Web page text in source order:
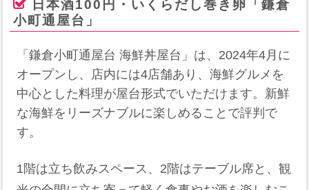
日本酒100円・いくらだし巻き卵「鎌倉
小町通屋台」
「鎌倉小町通屋台 海鮮丼屋台」は、2024年4月に
オープンし、店内には4店舗あり、海鮮グルメを
中心とした料理が屋台形式でいただけます。新鮮
な海鮮をリーズナブルに楽しめることで評判で
す。
1階は立ち飲みスペース、2階はテーブル席と、観